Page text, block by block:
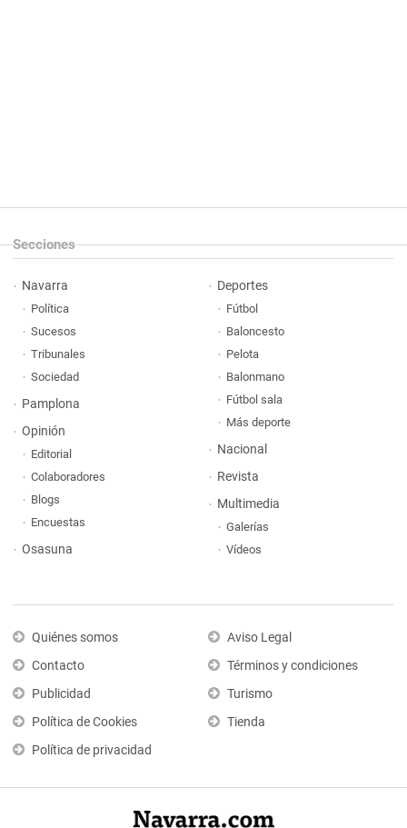
Secciones
Navarra
Política
Sucesos
Tribunales
Sociedad
Pamplona
Opinión
Editorial
Colaboradores
Blogs
Encuestas
Osasuna
Deportes
Fútbol
Baloncesto
Pelota
Balonmano
Fútbol sala
Más deporte
Nacional
Revista
Multimedia
Galerías
Vídeos
Quiénes somos
Contacto
Publicidad
Política de Cookies
Política de privacidad
Aviso Legal
Términos y condiciones
Turismo
Tienda